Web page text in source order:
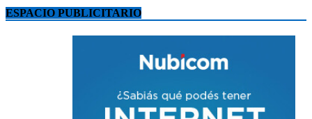
ESPACIO PUBLICITARIO